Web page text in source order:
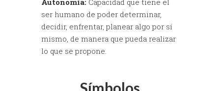
Autonomía: Capacidad que tiene el
ser humano de poder determinar,
decidir, enfrentar, planear algo por sí
mismo, de manera que pueda realizar
lo que se propone.